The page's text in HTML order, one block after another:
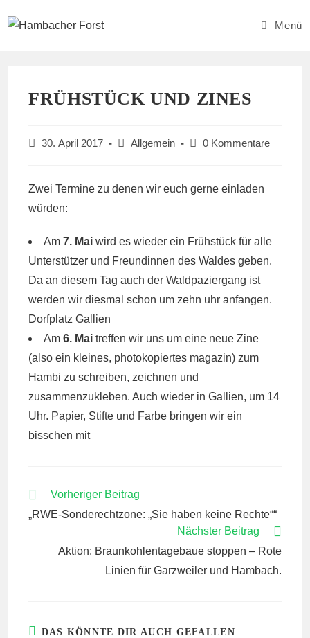
Inhalt
Menü
FRÜHSTÜCK UND ZINES
Beitrag
30. April 2017
Beitrags-
Allgemein
Beitrags-
0 Kommentare
Zwei Termine zu denen wir euch gerne einladen
würden:
Am7. Mai wird es wieder ein Frühstück für alle
Unterstützer und Freundinnen des Waldes geben.
Da an diesem Tag auch der Waldpaziergang ist
werden wir diesmal schon um zehn uhr anfangen.
Dorfplatz Gallien
Am6. Mai treffen wir uns um eine neue Zine
(also ein kleines, photokopiertes magazin) zum
Hambi zu schreiben, zeichnen und
zusammenzukleben. Auch wieder in Gallien, um 14
Uhr. Papier, Stifte und Farbe bringen wir ein
bisschen mit
WEITERE
ANSEHEN
Vorheriger Beitrag
„RWE-Sonderechtzone: „Sie haben keine Rechte““
Nächster Beitrag
Aktion: Braunkohlentagebaue stoppen – Rote
Linien für Garzweiler und Hambach.
DAS KÖNNTE DIR AUCH GEFALLEN